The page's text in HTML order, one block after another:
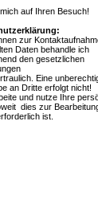
auf Ihren Besuch!
zur
Daten behandle ich
den gesetzlichen
Eine
an Dritte erfolgt nicht!
und nutze Ihre
dies zur
ist.